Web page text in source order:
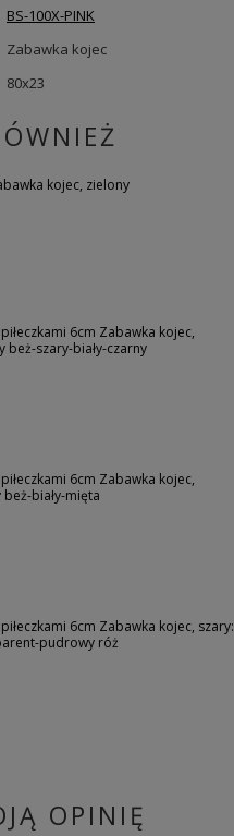
BS-100X-PINK
Zabawka kojec
80x23
kojec, zielony
6cm Zabawka kojec,
beż-szary-biały-czarny
6cm Zabawka kojec,
biały-mięta
6cm Zabawka kojec, szary:
pudrowy róż
OPINIĘ